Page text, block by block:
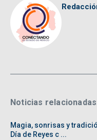
Noticias
Magia, sonrisas y
Día de Reyes c ...